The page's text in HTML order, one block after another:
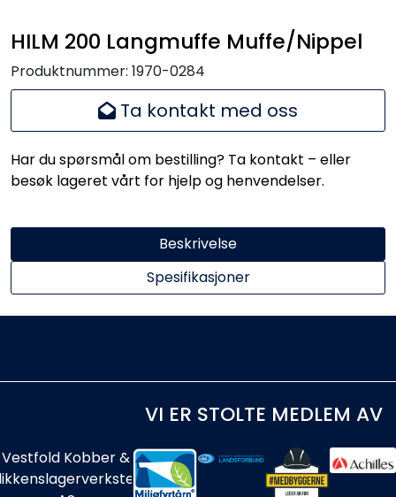
HILM 200 Langmuffe Muffe/Nippel
Produktnummer: 1970-0284
Ta kontakt med oss
Har du spørsmål om bestilling? Ta kontakt – eller
besøk lageret vårt for hjelp og henvendelser.
Beskrivelse
Spesifikasjoner
VI ER STOLTE MEDLEM AV
Vestfold Kobber &